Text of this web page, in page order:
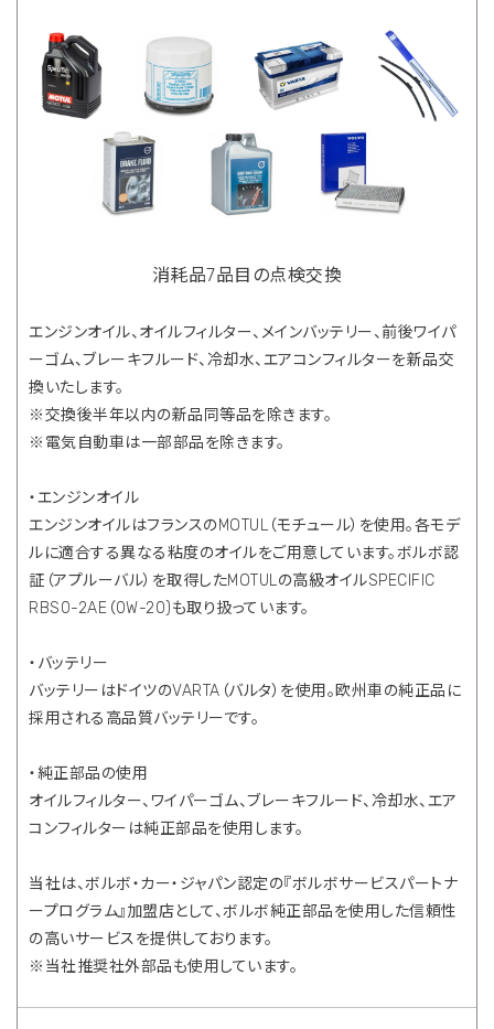
消耗品7品目の点検交換
エンジンオイル、オイルフィルター、メインバッテリー、前後ワイパ
ーゴム、ブレーキフルード、冷却水、エアコンフィルターを新品交
換いたします。
※交換後半年以内の新品同等品を除きます。
※電気自動車は一部部品を除きます。
・エンジンオイル
エンジンオイルはフランスのMOTUL（モチュール）を使用。各モデ
ルに適合する異なる粘度のオイルをご用意しています。ボルボ認
証（アプルーバル）を取得したMOTULの高級オイルSPECIFIC
RBS0-2AE（0W-20)も取り扱っています。
・バッテリー
バッテリーはドイツのVARTA（バルタ）を使用。欧州車の純正品に
採用される高品質バッテリーです。
・純正部品の使用
オイルフィルター、ワイパーゴム、ブレーキフルード、冷却水、エア
コンフィルターは純正部品を使用します。
当社は、ボルボ・カー・ジャパン認定の『ボルボサービスパートナ
ープログラム』加盟店として、ボルボ純正部品を使用した信頼性
の高いサービスを提供しております。
※当社推奨社外部品も使用しています。